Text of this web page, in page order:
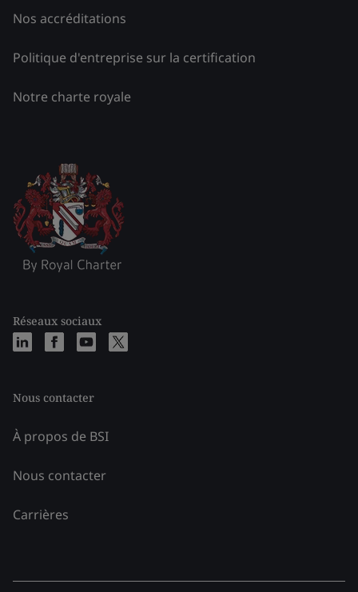
Nos accréditations
Politique d'entreprise sur la certification
Notre charte royale
Réseaux sociaux
Nous contacter
À propos de BSI
Nous contacter
Carrières